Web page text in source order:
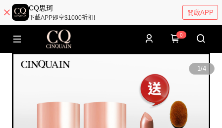
CQ思珂
下載APP即享$1000折扣!
開啟APP
0
1/4